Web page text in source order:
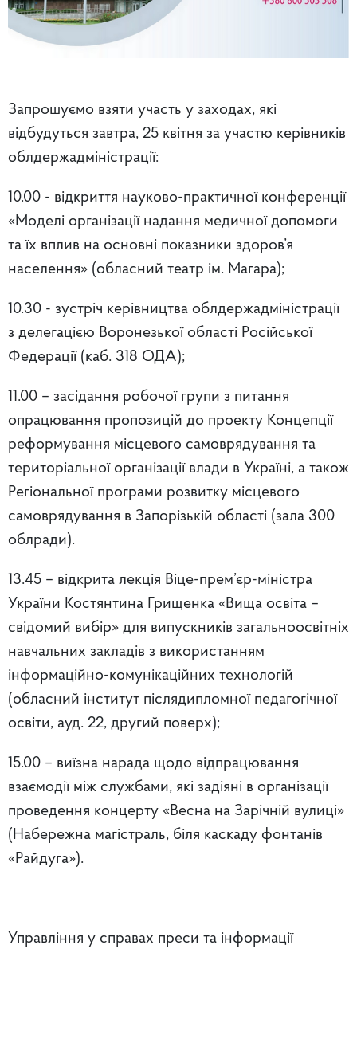
Запрошуємо взяти участь у заходах, які
відбудуться завтра, 25 квітня за участю керівників
облдержадміністрації:
10.00 - відкриття науково-практичної конференції
«Моделі організації надання медичної допомоги
та їх вплив на основні показники здоров’я
населення» (обласний театр ім. Магара);
10.30 - зустріч керівництва облдержадміністрації
з делегацією Воронезької області Російської
Федерації (каб. 318 ОДА);
11.00 – засідання робочої групи з питання
опрацювання пропозицій до проекту Концепції
реформування місцевого самоврядування та
територіальної організації влади в Україні, а також
Регіональної програми розвитку місцевого
самоврядування в Запорізькій області (зала 300
облради).
13.45 – відкрита лекція Віце-прем’єр-міністра
України Костянтина Грищенка «Вища освіта –
свідомий вибір» для випускників загальноосвітніх
навчальних закладів з використанням
інформаційно-комунікаційних технологій
(обласний інститут післядипломної педагогічної
освіти, ауд. 22, другий поверх);
15.00 – виїзна нарада щодо відпрацювання
взаємодії між службами, які задіяні в організації
проведення концерту «Весна на Зарічній вулиці»
(Набережна магістраль, біля каскаду фонтанів
«Райдуга»).
Управління у справах преси та інформації